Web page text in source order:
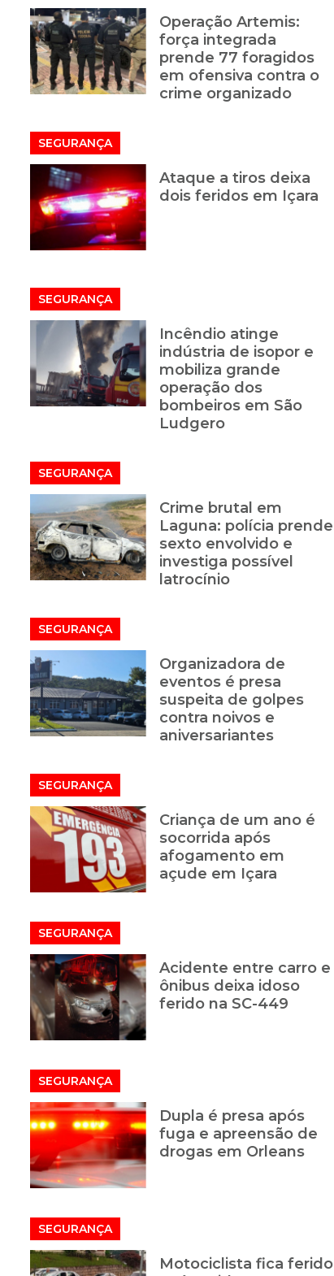
Operação Artemis:
força integrada
prende 77 foragidos
em ofensiva contra o
crime organizado
SEGURANÇA
Ataque a tiros deixa
dois feridos em Içara
SEGURANÇA
Incêndio atinge
indústria de isopor e
mobiliza grande
operação dos
bombeiros em São
Ludgero
SEGURANÇA
Crime brutal em
Laguna: polícia prende
sexto envolvido e
investiga possível
latrocínio
SEGURANÇA
Organizadora de
eventos é presa
suspeita de golpes
contra noivos e
aniversariantes
SEGURANÇA
Criança de um ano é
socorrida após
afogamento em
açude em Içara
SEGURANÇA
Acidente entre carro e
ônibus deixa idoso
ferido na SC-449
SEGURANÇA
Dupla é presa após
fuga e apreensão de
drogas em Orleans
SEGURANÇA
Motociclista fica ferido